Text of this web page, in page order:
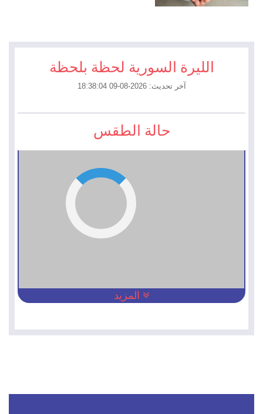
الليرة السورية لحظة بلحظة
آخر تحديث: 2026-08-09 18:38:04
حالة الطقس
المزيد